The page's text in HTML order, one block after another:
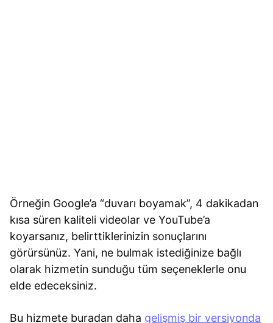
Örneğin Google’a “duvarı boyamak”, 4 dakikadan
kısa süren kaliteli videolar ve YouTube’a
koyarsanız, belirttiklerinizin sonuçlarını
görürsünüz. Yani, ne bulmak istediğinize bağlı
olarak hizmetin sunduğu tüm seçeneklerle onu
elde edeceksiniz.
Bu hizmete buradan daha gelişmiş bir versiyonda